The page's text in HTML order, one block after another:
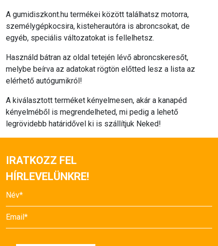
A gumidiszkont.hu termékei között találhatsz motorra,
személygépkocsira, kisteherautóra is abroncsokat, de
egyéb, speciális változatokat is fellelhetsz.
Használd bátran az oldal tetején lévő abroncskeresőt,
melybe beírva az adatokat rögtön előtted lesz a lista az
elérhető autógumikról!
A kiválasztott terméket kényelmesen, akár a kanapéd
kényelméből is megrendelheted, mi pedig a lehető
legrövidebb határidővel ki is szállítjuk Neked!
IRATKOZZ FEL
HÍRLEVELÜNKRE!